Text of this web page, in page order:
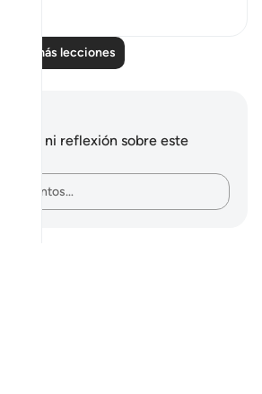
Leer más lecciones
nota ni reflexión sobre este